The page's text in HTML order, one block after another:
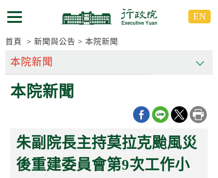
到
要
區
到
要
區
選單按鈕 EN
首頁 新聞與公告 本院新聞
本院新聞
朱副院長主持莫拉克颱風災
後重建委員會第9次工作小